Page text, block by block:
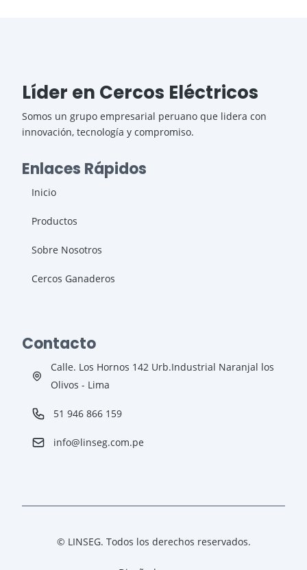
Líder en Cercos Eléctricos
Somos un grupo empresarial peruano que lidera con
innovación, tecnología y compromiso.
Enlaces Rápidos
Inicio
Productos
Sobre Nosotros
Cercos Ganaderos
Contacto
Calle. Los Hornos 142 Urb.Industrial Naranjal los
Olivos - Lima
‪51 946 866 159‬
info@linseg.com.pe
© LINSEG. Todos los derechos reservados.